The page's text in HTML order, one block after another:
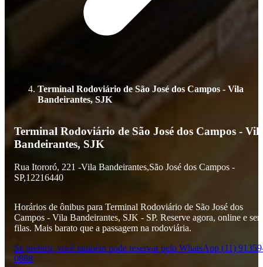
Terminal Rodoviário de São José dos Campos - Vila
Bandeirantes, SJK
Terminal Rodoviário de São José dos Campos -
Bandeirantes, SJK
Rua Itororó, 221 -Vila Bandeirantes,São José dos Campos -
SP,12216440
Horários de ônibus para Terminal Rodoviário de São José dos
Campos - Vila Bandeirantes, SJK - SP. Reserve agora, online e
filas. Mais barato que a passagem na rodoviária.
Se preferir, você também pode reservar pelo WhatsApp (11)
0868